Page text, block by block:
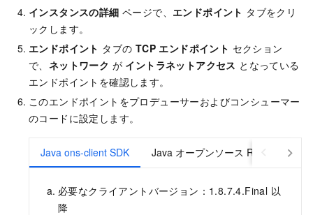
インスタンスの詳細 ページで、 エンドポイント タブをクリ
ックします。
エンドポイント タブの TCP エンドポイント セクション
で、 ネットワーク が イントラネットアクセス となっている
エンドポイントを確認します。
このエンドポイントをプロデューサーおよびコンシューマー
のコードに設定します。
Java ons-client SDK Java オープンソース RocketMQ
必要なクライアントバージョン：1.8.7.4.Final 以
降